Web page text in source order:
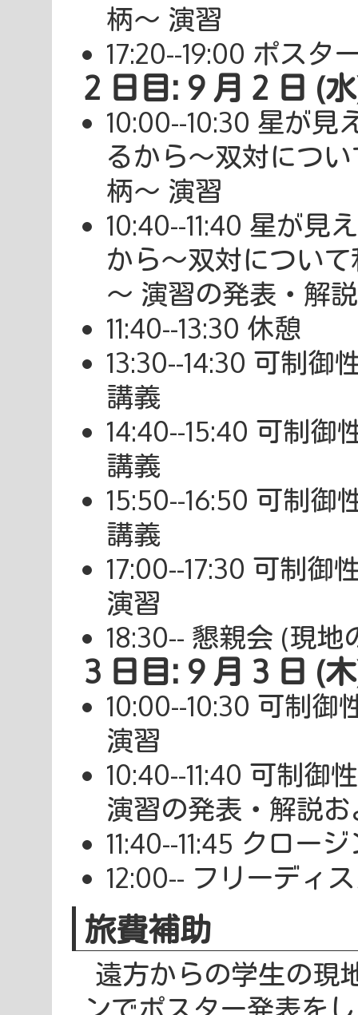
柄～ 演習
17:20--19:00 ポスタ
2 日目: 9 月 2 日 (
10:00--10:30 星が見
るから～双対につ
柄～ 演習
10:40--11:40 星が見
から～双対につい
～ 演習の発表・解
11:40--13:30 休憩
13:30--14:30 可制御
講義
14:40--15:40 可制御
講義
15:50--16:50 可制御
講義
17:00--17:30 可制御
演習
18:30-- 懇親会 (現地
3 日目: 9 月 3 日 (
10:00--10:30 可制御
演習
10:40--11:40 可制御
演習の発表・解説
11:40--11:45 クロー
12:00-- フリーディ
旅費補助
遠方からの学生の現